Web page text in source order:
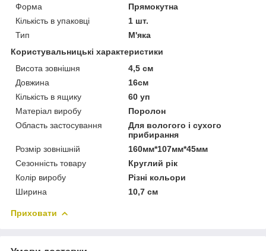
Форма
Прямокутна
Кількість в упаковці
1 шт.
Тип
М'яка
Користувальницькі характеристики
Висота зовнішня
4,5 см
Довжина
16см
Кількість в ящику
60 уп
Матеріал виробу
Поролон
Область застосування
Для вологого і сухого
прибирання
Розмір зовнішній
160мм*107мм*45мм
Сезонність товару
Круглий рік
Колір виробу
Різні кольори
Ширина
10,7 см
Приховати